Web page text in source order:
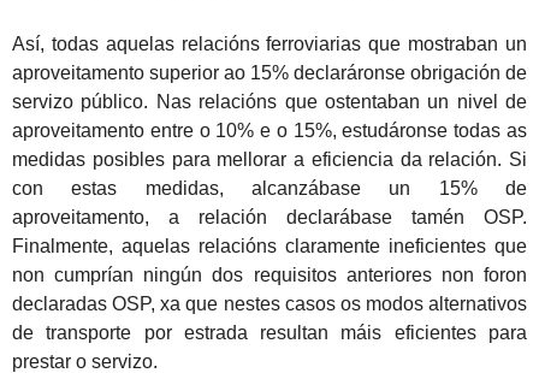
Así, todas aquelas relacións ferroviarias que mostraban un
aproveitamento superior ao 15% declaráronse obrigación de
servizo público. Nas relacións que ostentaban un nivel de
aproveitamento entre o 10% e o 15%, estudáronse todas as
medidas posibles para mellorar a eficiencia da relación. Si
con estas medidas, alcanzábase un 15% de
aproveitamento, a relación declarábase tamén OSP.
Finalmente, aquelas relacións claramente ineficientes que
non cumprían ningún dos requisitos anteriores non foron
declaradas OSP, xa que nestes casos os modos alternativos
de transporte por estrada resultan máis eficientes para
prestar o servizo.